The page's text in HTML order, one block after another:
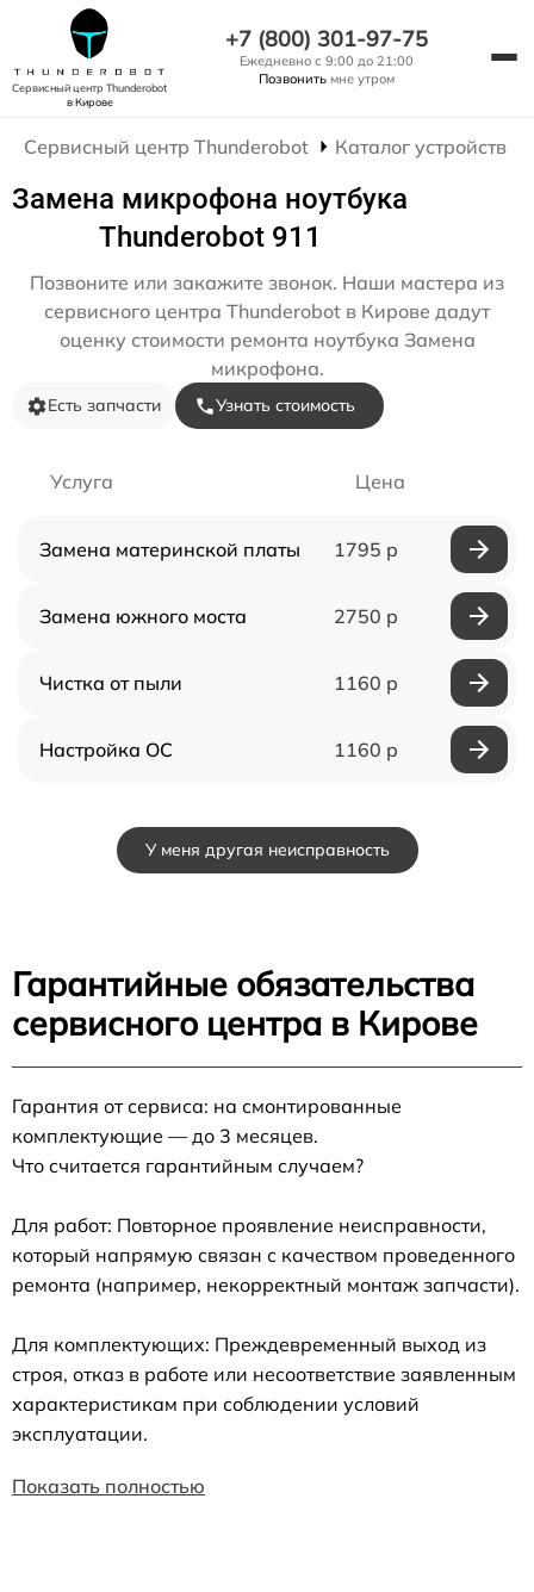
Сервисный центр Thunderobot
в Кирове
+7 (800) 301-97-75
Ежедневно с 9:00 до 21:00
Позвонить мне утром
Сервисный центр Thunderobot Каталог устройств
Замена микрофона ноутбука
Thunderobot 911
Позвоните или закажите звонок. Наши мастера из
сервисного центра Thunderobot в Кирове дадут
оценку стоимости ремонта ноутбука Замена
микрофона.
Есть запчасти Узнать стоимость
Услуга Цена
Замена материнской платы 1795 р
Замена южного моста 2750 р
Чистка от пыли 1160 р
Настройка ОС 1160 р
У меня другая неисправность
Гарантийные обязательства
сервисного центра в Кирове
Гарантия от сервиса: на смонтированные
комплектующие — до 3 месяцев.
Что считается гарантийным случаем?
Для работ: Повторное проявление неисправности,
который напрямую связан с качеством проведенного
ремонта (например, некорректный монтаж запчасти).
Для комплектующих: Преждевременный выход из
строя, отказ в работе или несоответствие заявленным
характеристикам при соблюдении условий
эксплуатации.
Показать полностью